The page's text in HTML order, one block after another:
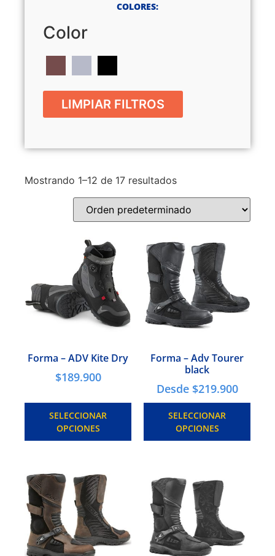
COLORES:
Color
LIMPIAR FILTROS
Mostrando 1–12 de 17 resultados
Forma – ADV Kite Dry
$189.900
SELECCIONAR
OPCIONES
Forma – Adv Tourer
black
Desde $219.900
SELECCIONAR
OPCIONES